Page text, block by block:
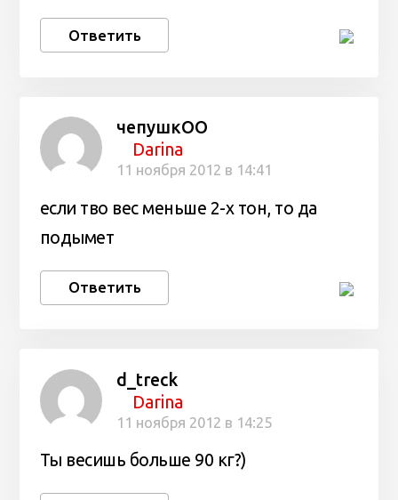
Ответить
чепушкОО
Darina
11 ноября 2012 в 14:41
если тво вес меньше 2-х тон, то да
подымет
Ответить
d_treck
Darina
11 ноября 2012 в 14:25
Ты весишь больше 90 кг?)